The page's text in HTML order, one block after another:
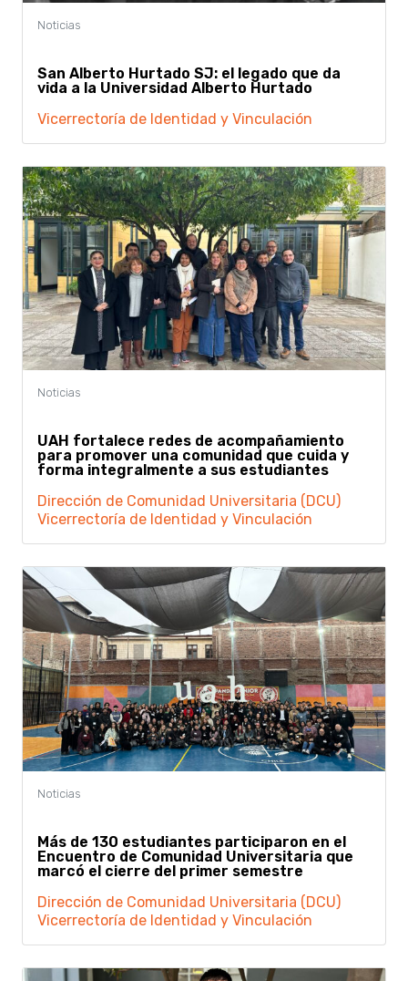
San Alberto Hurtado SJ: el legado que da
vida a la Universidad Alberto Hurtado
Vicerrectoría de Identidad y Vinculación
UAH fortalece redes de acompañamiento
para promover una comunidad que cuida y
forma integralmente a sus estudiantes
Dirección de Comunidad Universitaria (DCU)
Vicerrectoría de Identidad y Vinculación
Más de 130 estudiantes participaron en el
Encuentro de Comunidad Universitaria que
marcó el cierre del primer semestre
Dirección de Comunidad Universitaria (DCU)
Vicerrectoría de Identidad y Vinculación